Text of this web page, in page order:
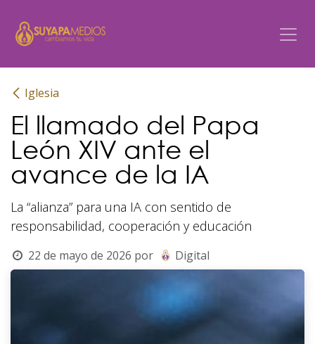
Iglesia
El llamado del Papa
León XIV ante el
avance de la IA
La “alianza” para una IA con sentido de
responsabilidad, cooperación y educación
22 de mayo de 2026 por Digital